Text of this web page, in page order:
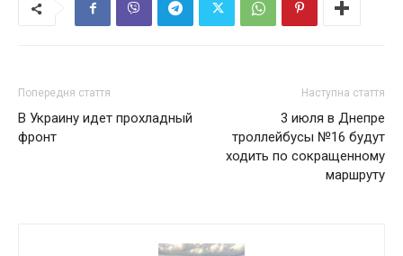
Попередня стаття
В Украину идет прохладный
фронт
Наступна стаття
3 июля в Днепре
троллейбусы №16 будут
ходить по сокращенному
маршруту